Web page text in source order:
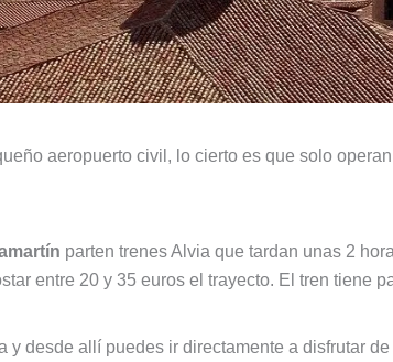
aeropuerto civil, lo cierto es que solo
parten trenes Alvia que tardan unas 2
entre 20 y 35 euros el trayecto. El tren tiene
y desde allí puedes ir directamente a disfrutar